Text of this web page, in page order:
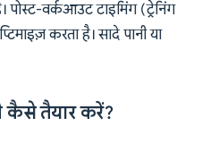
पोस्ट-वर्कआउट टाइमिंग (ट्रेनिंग
करता है। सादे पानी या
कैसे तैयार करें?